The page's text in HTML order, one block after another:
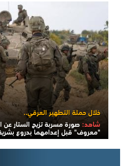
خلال حملة التطهير العرقي..
شاهد:صورة مسربة تزيح الستار عن
"معروف" قبل إعدامهما بدروع